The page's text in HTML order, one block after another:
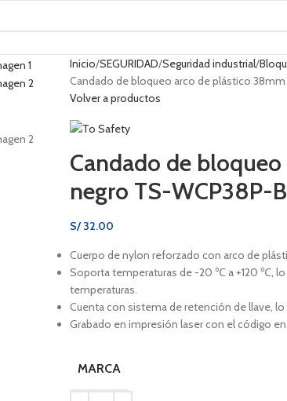
Inicio SEGURIDAD Seguridad industrial
Candado de bloqueo arco de plástico
Volver a productos
Candado de
negro TS-WCP38P-
S/32.00
Cuerpo de nylon reforzado con arco de
Soporta temperaturas de -20 ℃ a +120 ℃, lo
temperaturas.
Cuenta con sistema de retención de llave,
Grabado en impresión laser con el código
MARCA